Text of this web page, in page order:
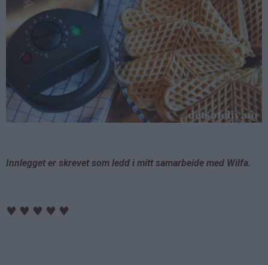
Innlegget er skrevet som ledd i mitt samarbeide med Wilfa.
♥ ♥ ♥ ♥ ♥